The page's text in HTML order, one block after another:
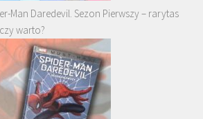
Man Daredevil. Sezon Pierwszy – rarytas
warto?